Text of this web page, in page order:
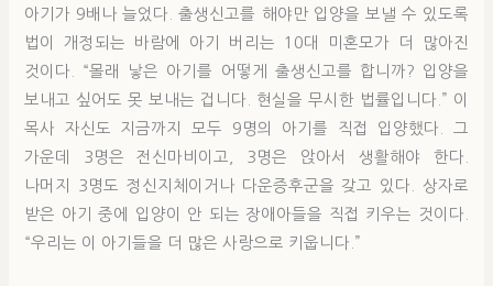
아기가 9배나 늘었다. 출생신고를 해야만 입양을 보낼 수 있도록
법이 개정되는 바람에 아기 버리는 10대 미혼모가 더 많아진
것이다. “몰래 낳은 아기를 어떻게 출생신고를 합니까? 입양을
보내고 싶어도 못 보내는 겁니다. 현실을 무시한 법률입니다.” 이
목사 자신도 지금까지 모두 9명의 아기를 직접 입양했다. 그
가운데 3명은 전신마비이고, 3명은 앉아서 생활해야 한다.
나머지 3명도 정신지체이거나 다운증후군을 갖고 있다. 상자로
받은 아기 중에 입양이 안 되는 장애아들을 직접 키우는 것이다.
“우리는 이 아기들을 더 많은 사랑으로 키웁니다.”